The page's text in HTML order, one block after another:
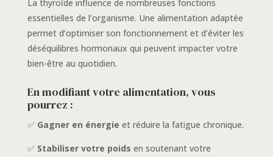
La thyroïde influence de nombreuses fonctions
essentielles de l’organisme. Une alimentation adaptée
permet d’optimiser son fonctionnement et d’éviter les
déséquilibres hormonaux qui peuvent impacter votre
bien-être au quotidien.
En modifiant votre alimentation, vous
pourrez :
✅ Gagner en énergie et réduire la fatigue chronique.
✅ Stabiliser votre poids en soutenant votre